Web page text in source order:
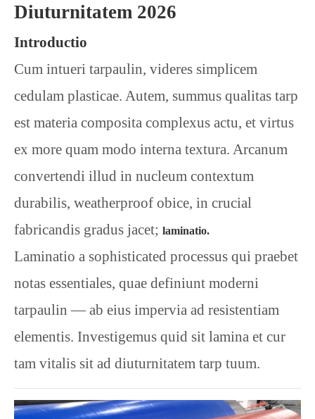
Diuturnitatem 2026
Introductio
Cum intueri tarpaulin, videres simplicem
cedulam plasticae. Autem, summus qualitas tarp
est materia composita complexus actu, et virtus
ex more quam modo interna textura. Arcanum
convertendi illud in nucleum contextum
durabilis, weatherproof obice, in crucial
fabricandis gradus jacet; laminatio.
Laminatio a sophisticated processus qui praebet
notas essentiales, quae definiunt moderni
tarpaulin — ab eius impervia ad resistentiam
elementis. Investigemus quid sit lamina et cur
tam vitalis sit ad diuturnitatem tarp tuum.